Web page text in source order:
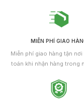
MIỄN PHÍ GIAO
Miễn phí giao hàng tận nơi
toán khi nhận hàng trong